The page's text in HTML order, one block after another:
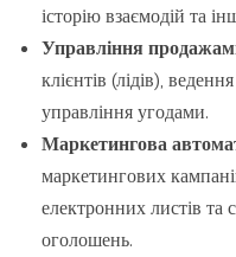
історію взаємодій та
Управління
клієнтів (лідів),
управління угодами.
Маркетингова
маркетингових
електронних листів та
оголошень.